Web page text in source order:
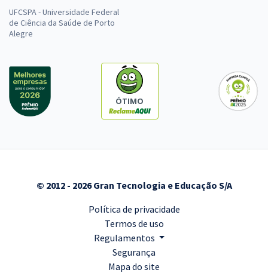
UFCSPA - Universidade Federal
de Ciência da Saúde de Porto
Alegre
ÓTIMO
© 2012 - 2026 Gran Tecnologia e Educação S/A
Política de privacidade
Termos de uso
Regulamentos
Segurança
Mapa do site